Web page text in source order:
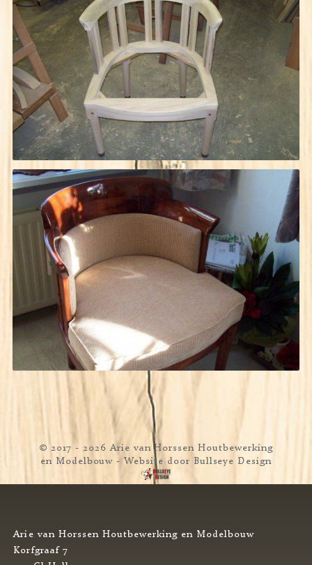
© 2017 - 2026 Arie van Horssen Houtbewerking
en Modelbouw- Website door Bullseye Design
Arie van Horssen Houtbewerking en Modelbouw
Korfgraaf 7